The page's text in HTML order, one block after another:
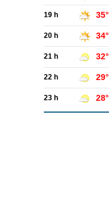
19 h 35°
20 h 34°
21 h 32°
22 h 29°
23 h 28°